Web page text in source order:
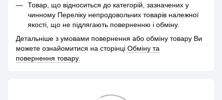
Товар, що відноситься до категорій, зазначених у
чинному Переліку непродовольчих товарів належної
якості, що не підлягають поверненню і обміну.
Детальніше з умовами повернення або обміну товару Ви
можете ознайомитися на сторінці Обміну та
повернення товару.